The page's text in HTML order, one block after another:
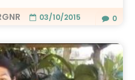
03/10/2015 0